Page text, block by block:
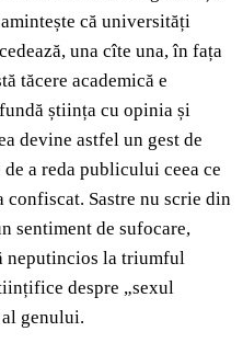
că universități
una cîte una, în fața
tăcere academică e
știința cu opinia și
devine astfel un gest de
a reda publicului ceea ce
Sastre nu scrie din
sentiment de sufocare,
neputincios la triumful
despre „sexul
genului.